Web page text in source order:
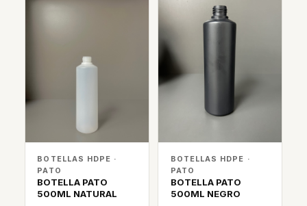
BOTELLAS HDPE ·
PATO
BOTELLA PATO
500ML NATURAL
BOTELLAS HDPE ·
PATO
BOTELLA PATO
500ML NEGRO